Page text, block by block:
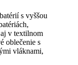
s vyššou
v textilnom
oblečenie s
vláknami,